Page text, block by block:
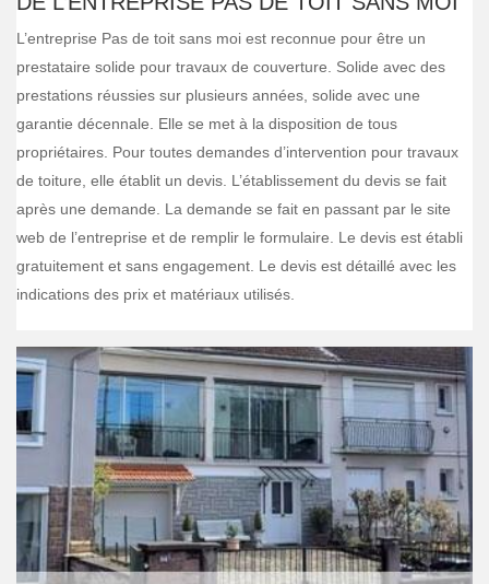
L’entreprise Pas de toit sans moi est reconnue pour être un
prestataire solide pour travaux de couverture. Solide avec des
prestations réussies sur plusieurs années, solide avec une
garantie décennale. Elle se met à la disposition de tous
propriétaires. Pour toutes demandes d’intervention pour travaux
de toiture, elle établit un devis. L’établissement du devis se fait
après une demande. La demande se fait en passant par le site
web de l’entreprise et de remplir le formulaire. Le devis est établi
gratuitement et sans engagement. Le devis est détaillé avec les
indications des prix et matériaux utilisés.